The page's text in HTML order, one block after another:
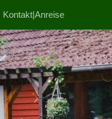
Kontakt|Anreise